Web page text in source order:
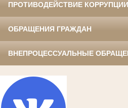
ПРОТИВОДЕЙСТВИЕ КОРРУПЦИИ
ОБРАЩЕНИЯ ГРАЖДАН
ВНЕПРОЦЕССУАЛЬНЫЕ